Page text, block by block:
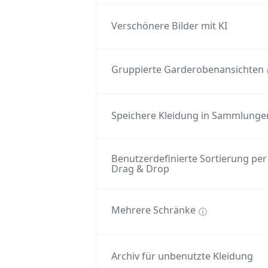
Verschönere Bilder mit KI
Gruppierte Garderobenansichten
Speichere Kleidung in
Benutzerdefinierte Sortierung per
Drag & Drop
Mehrere Schränke ⓘ
Archiv für unbenutzte Kleidung